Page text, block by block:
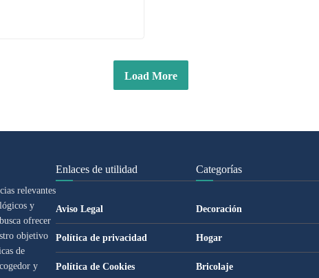
Load More
relevantes
y
ofrecer
objetivo
de
y
Enlaces de utilidad
Aviso Legal
Política de privacidad
Política de Cookies
Categorías
Decoración
Hogar
Bricolaje